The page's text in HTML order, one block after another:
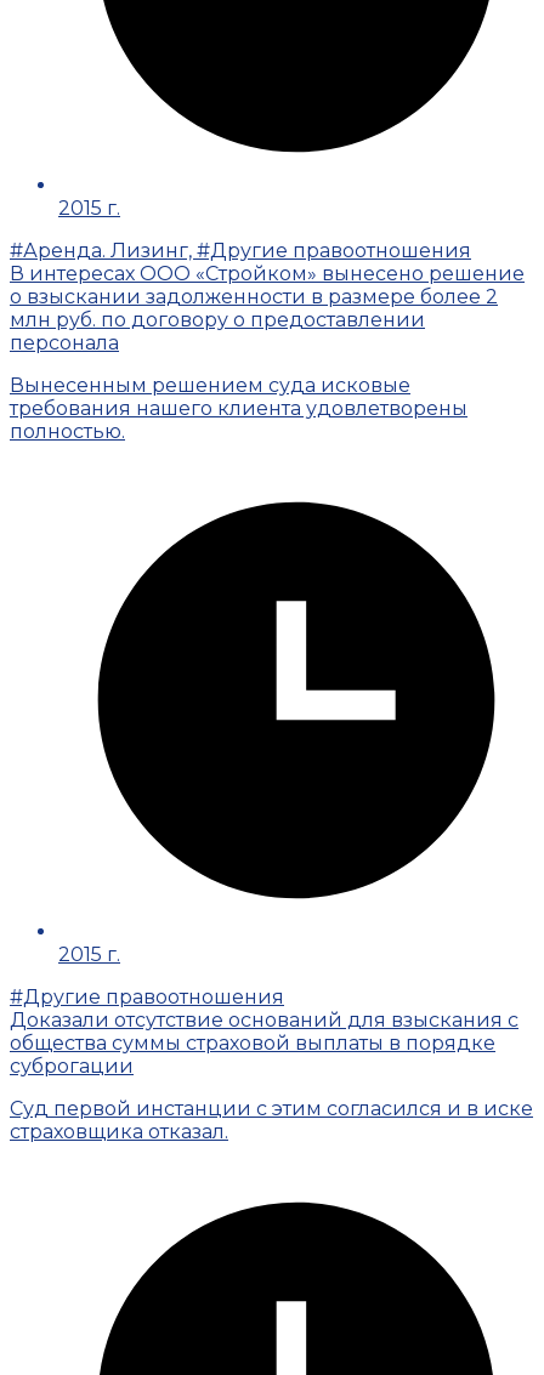
2015 г.
#Аренда. Лизинг, #Другие правоотношения
В интересах ООО «Стройком» вынесено решение
о взыскании задолженности в размере более 2
млн руб. по договору о предоставлении
персонала
Вынесенным решением суда исковые
требования нашего клиента удовлетворены
полностью.
2015 г.
#Другие правоотношения
Доказали отсутствие оснований для взыскания с
общества суммы страховой выплаты в порядке
суброгации
Суд первой инстанции с этим согласился и в иске
страховщика отказал.